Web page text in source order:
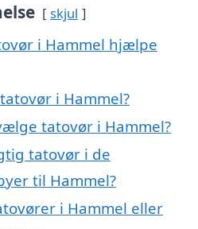
skjul
i Hammel hjælpe
i Hammel?
tatovør i Hammel?
tatovør i de
til Hammel?
i Hammel eller